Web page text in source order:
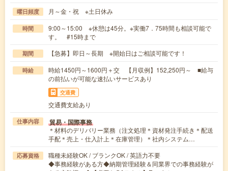
曜日頻度 月～金・祝 ※土日休み
時間
9:00～15:00 ※休憩は45分。※実働7．75時間も相談可能で
す。 #15時まで
期間 【急募】即日～長期 ※開始日はご相談可能です！
時給
時給1450円～1600円＋交 【月収例】152,250円～ ■給与
の前払いが可能な速払いサービスあり
交通費
交通費支給あり
仕事内容 貿易・国際事務
＊材料のデリバリー業務（注文処理＊資材発注手続き＊配送
手配＊売上・仕入計上＊在庫管理）＊社内システム…
応募資格
職種未経験OK / ブランクOK / 英語力不要
◆事務経験がある方◆納期管理経験＆同業界での事務経験が